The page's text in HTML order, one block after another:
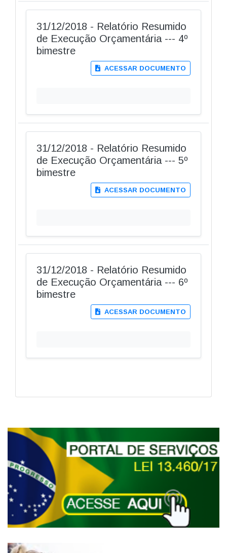
31/12/2018 - Relatório Resumido
de Execução Orçamentária --- 4º
bimestre
ACESSAR DOCUMENTO
31/12/2018 - Relatório Resumido
de Execução Orçamentária --- 5º
bimestre
ACESSAR DOCUMENTO
31/12/2018 - Relatório Resumido
de Execução Orçamentária --- 6º
bimestre
ACESSAR DOCUMENTO